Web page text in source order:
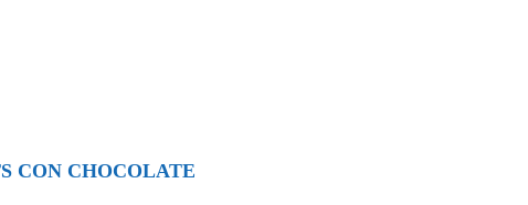
CON CHOCOLATE